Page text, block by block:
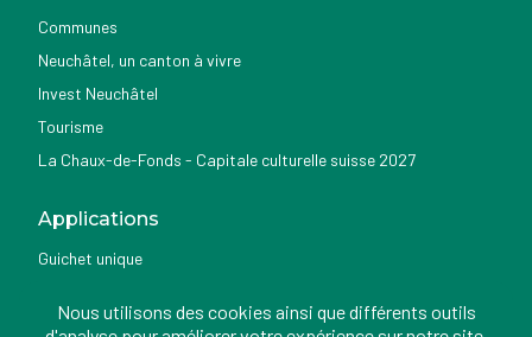
Communes
Neuchâtel, un canton à vivre
Invest Neuchâtel
Tourisme
La Chaux-de-Fonds - Capitale culturelle suisse 2027
Applications
Guichet unique
Nemo news
Nous utilisons des cookies ainsi que différents outils